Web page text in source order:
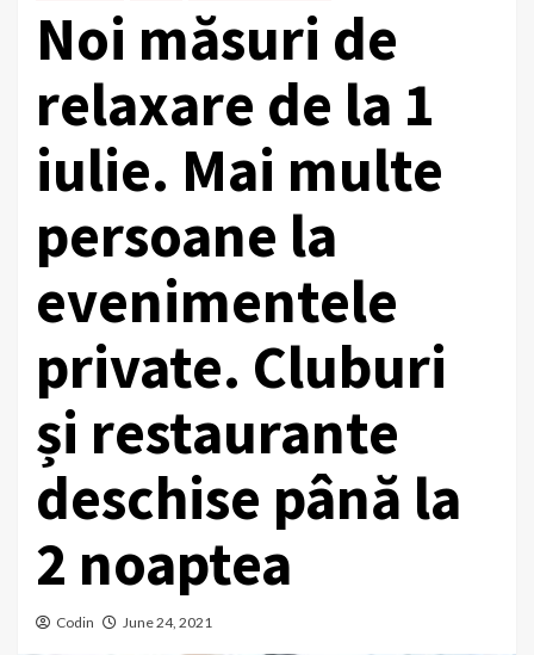
Noi măsuri de
relaxare de la 1
iulie. Mai multe
persoane la
evenimentele
private. Cluburi
și restaurante
deschise până la
2 noaptea
Codin June 24, 2021